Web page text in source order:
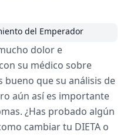
del Emperador
dolor e
su médico sobre
que su análisis de
aún así es importante
¿Has probado algún
cambiar tu DIETA o